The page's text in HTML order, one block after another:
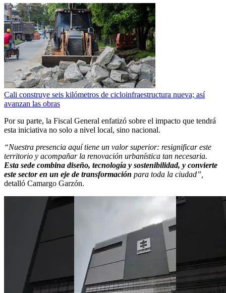
Cali construye seis kilómetros de cicloinfraestructura nueva; así
avanzan las obras
Por su parte, la Fiscal General enfatizó sobre el impacto que tendrá
esta iniciativa no solo a nivel local, sino nacional.
“Nuestra presencia aquí tiene un valor superior: resignificar este
territorio y acompañar la renovación urbanística tan necesaria.
Esta sede combina diseño, tecnología y sostenibilidad, y convierte
este sector en un eje de transformación para toda la ciudad”,
detalló Camargo Garzón.